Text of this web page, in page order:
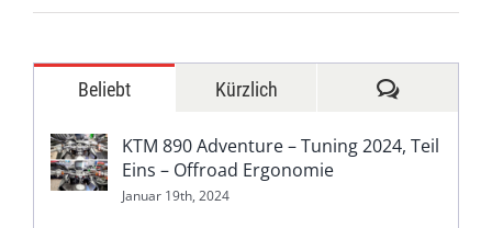
Beliebt Kürzlich
KTM 890 Adventure – Tuning 2024, Teil
Eins – Offroad Ergonomie
Januar 19th, 2024